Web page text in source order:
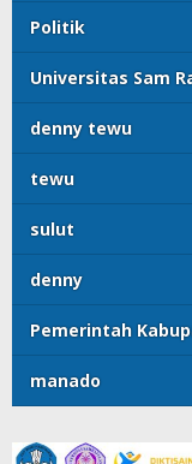
Politik
Universitas Sam
denny tewu
tewu
sulut
denny
Pemerintah
manado